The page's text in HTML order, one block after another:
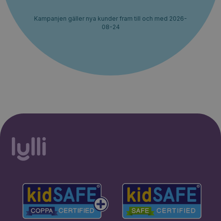
Kampanjen gäller nya kunder fram till och med 2026-
08-24